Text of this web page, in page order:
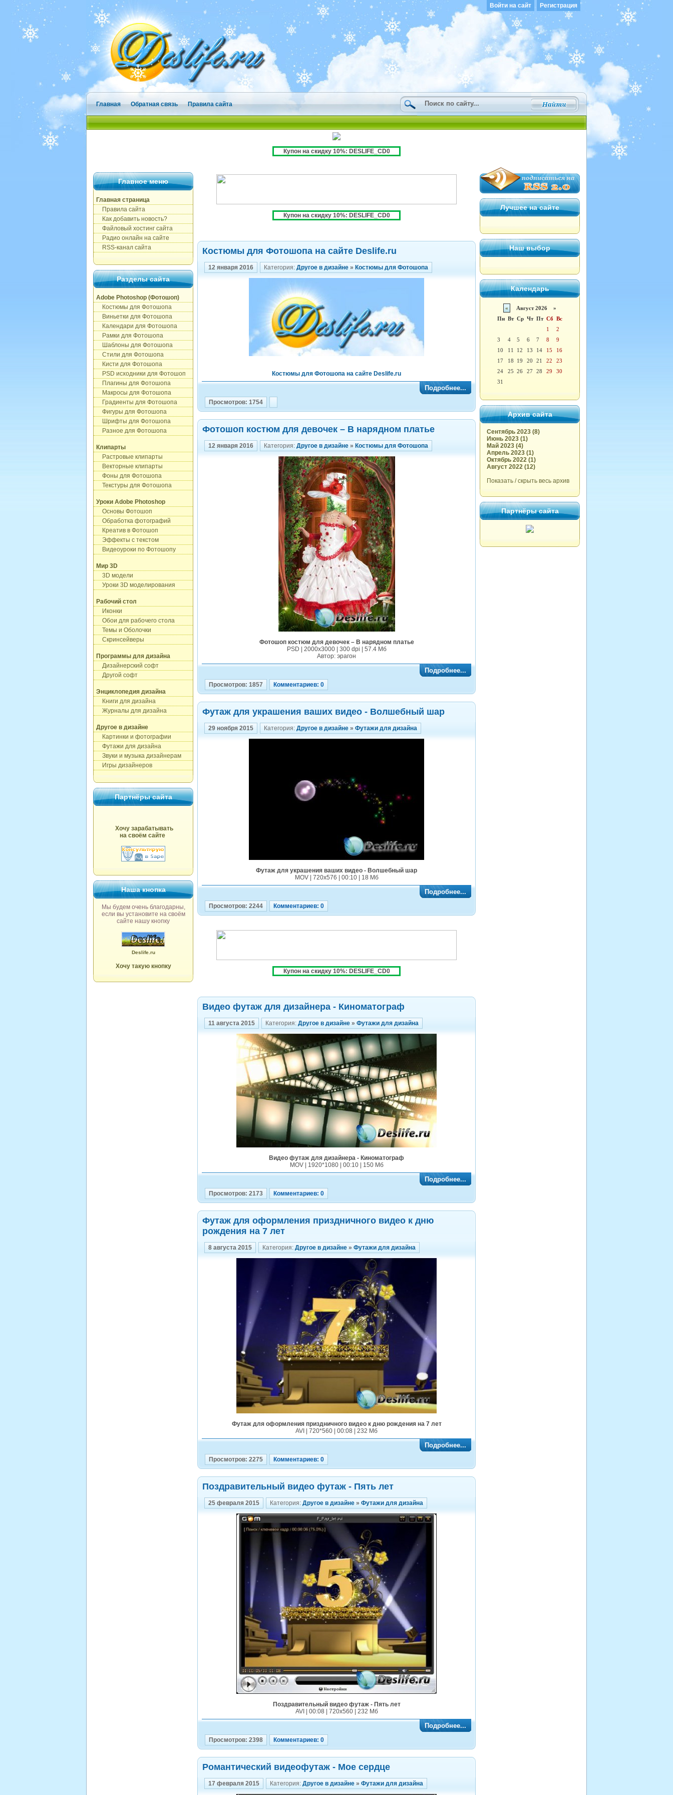
Войти на сайт Регистрация
Главная Обратная связь Правила сайта
Купон на скидку 10%: DESLIFE_CD0
Главное меню
Главная страница
Правила сайта
Как добавить новость?
Файловый хостинг сайта
Радио онлайн на сайте
RSS-канал сайта
Разделы сайта
Adobe Photoshop (Фотошоп)
Костюмы для Фотошопа
Виньетки для Фотошопа
Календари для Фотошопа
Рамки для Фотошопа
Шаблоны для Фотошопа
Стили для Фотошопа
Кисти для Фотошопа
PSD исходники для Фотошоп
Плагины для Фотошопа
Макросы для Фотошопа
Градиенты для Фотошопа
Фигуры для Фотошопа
Шрифты для Фотошопа
Разное для Фотошопа
Клипарты
Растровые клипарты
Векторные клипарты
Фоны для Фотошопа
Текстуры для Фотошопа
Уроки Adobe Photoshop
Основы Фотошоп
Обработка фотографий
Креатив в Фотошоп
Эффекты с текстом
Видеоуроки по Фотошопу
Мир 3D
3D модели
Уроки 3D моделирования
Рабочий стол
Иконки
Обои для рабочего стола
Темы и Оболочки
Скринсейверы
Программы для дизайна
Дизайнерский софт
Другой софт
Энциклопедия дизайна
Книги для дизайна
Журналы для дизайна
Другое в дизайне
Картинки и фотографии
Футажи для дизайна
Звуки и музыка дизайнерам
Игры дизайнеров
Партнёры сайта
Хочу зарабатывать
на своём сайте
Наша кнопка
Мы будем очень благодарны,
если вы установите на своём
сайте нашу кнопку
Deslife.ru
Хочу такую кнопку
Купон на скидку 10%: DESLIFE_CD0
Костюмы для Фотошопа на сайте Deslife.ru
12 января 2016 Категория: Другое в дизайне » Костюмы для Фотошопа
Костюмы для Фотошопа на сайте Deslife.ru
Подробнее...
Просмотров: 1754
Фотошоп костюм для девочек – В нарядном платье
12 января 2016 Категория: Другое в дизайне » Костюмы для Фотошопа
Фотошоп костюм для девочек – В нарядном платье
PSD | 2000x3000 | 300 dpi | 57.4 Мб
Автор: эрагон
Подробнее...
Просмотров: 1857 Комментариев: 0
Футаж для украшения ваших видео - Волшебный шар
29 ноября 2015 Категория: Другое в дизайне » Футажи для дизайна
Футаж для украшения ваших видео - Волшебный шар
MOV | 720x576 | 00:10 | 18 Мб
Подробнее...
Просмотров: 2244 Комментариев: 0
Купон на скидку 10%: DESLIFE_CD0
Видео футаж для дизайнера - Киноматограф
11 августа 2015 Категория: Другое в дизайне » Футажи для дизайна
Видео футаж для дизайнера - Киноматограф
MOV | 1920*1080 | 00:10 | 150 Мб
Подробнее...
Просмотров: 2173 Комментариев: 0
Футаж для оформления приздничного видео к дню
рождения на 7 лет
8 августа 2015 Категория: Другое в дизайне » Футажи для дизайна
Футаж для оформления приздничного видео к дню рождения на 7 лет
AVI | 720*560 | 00:08 | 232 Мб
Подробнее...
Просмотров: 2275 Комментариев: 0
Поздравительный видео футаж - Пять лет
25 февраля 2015 Категория: Другое в дизайне » Футажи для дизайна
Поздравительный видео футаж - Пять лет
AVI | 00:08 | 720x560 | 232 Мб
Подробнее...
Просмотров: 2398 Комментариев: 0
Романтический видеофутаж - Мое сердце
17 февраля 2015 Категория: Другое в дизайне » Футажи для дизайна
Лучшее на сайте
Наш выбор
Календарь
«
Август 2026 »
Пн Вт Ср Чт Пт Сб Вс
1
2
3
4 5 6 7 8
9
10
11 12 13 14 15
16
17
18 19 20 21 22
23
24
25 26 27 28 29
30
31
Архив сайта
Сентябрь 2023 (8)
Июнь 2023 (1)
Май 2023 (4)
Апрель 2023 (1)
Октябрь 2022 (1)
Август 2022 (12)
Показать / скрыть весь архив
Партнёры сайта